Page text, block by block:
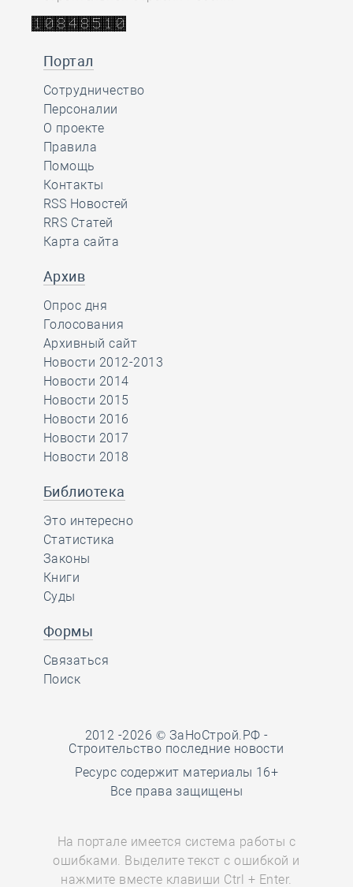
Портал
Сотрудничество
Персоналии
О проекте
Правила
Помощь
Контакты
RSS Новостей
RRS Статей
Карта сайта
Архив
Опрос дня
Голосования
Архивный сайт
Новости 2012-2013
Новости 2014
Новости 2015
Новости 2016
Новости 2017
Новости 2018
Библиотека
Это интересно
Статистика
Законы
Книги
Суды
Формы
Связаться
Поиск
2012 -2026 © ЗаНоСтрой.РФ -
Строительство последние новости
Ресурс содержит материалы 16+
Все права защищены
На портале имеется система работы с
ошибками. Выделите текст с ошибкой и
нажмите вместе клавиши Ctrl + Enter.